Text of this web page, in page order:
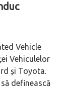
Vehicle
Vehiculelor
și Toyota.
definească